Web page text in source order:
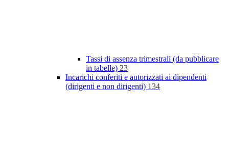
Tassi di assenza trimestrali (da pubblicare
in tabelle) 23
Incarichi conferiti e autorizzati ai dipendenti
(dirigenti e non dirigenti) 134